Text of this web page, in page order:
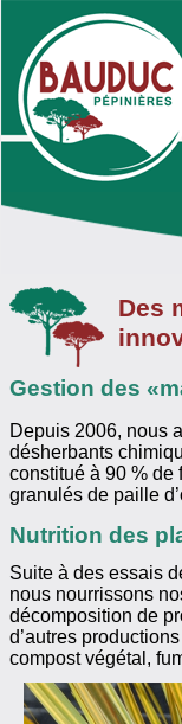
Des
Gestion des
Depuis 2006, nous
désherbants
constitué à 90 %
granulés de paille
Nutrition des
Suite à des essais
nous nourrissons
décomposition de
d’autres
compost végétal,